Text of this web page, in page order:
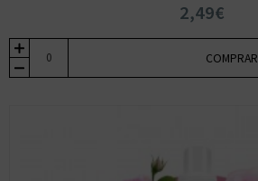
2,49€
COMPRAR